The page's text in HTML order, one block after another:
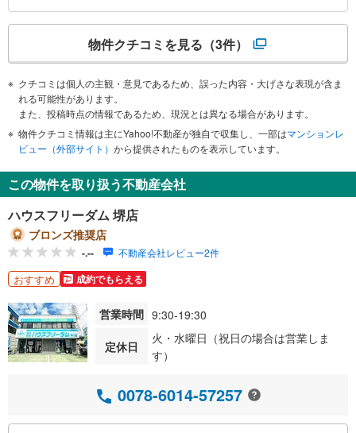
物件クチコミを見る （3件）
クチコミは個人の主観・意見であるため、誤った内容・大げさな表現が含ま
れる可能性があります。
また、投稿時点の情報であるため、現況とは異なる場合があります。
物件クチコミ情報は主にYahoo!不動産が独自で収集し、一部はマンションレ
ビュー（外部サイト） から提供されたものを表示しています。
この物件を取り扱う不動産会社
ハウスフリーダム 堺店
ブロンズ推奨店
-.-- 不動産会社レビュー2件
おすすめ 成約でもらえる
営業時間 9:30-19:30
定休日
火・水曜日（祝日の場合は営業しま
す）
0078-6014-57257